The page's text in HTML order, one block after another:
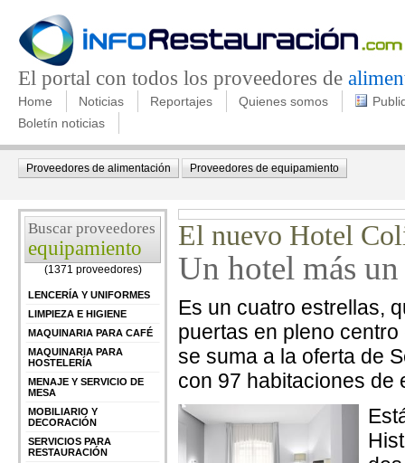
El portal con todos los proveedores de
Home Noticias Reportajes Quienes somos
Boletín noticias
Proveedores de alimentación Proveedores de equipamiento
Buscar proveedores
equipamiento
(1371 proveedores)
LENCERÍA Y UNIFORMES
LIMPIEZA E HIGIENE
MAQUINARIA PARA CAFÉ
MAQUINARIA PARA
HOSTELERÍA
MENAJE Y SERVICIO DE
MESA
MOBILIARIO Y
DECORACIÓN
SERVICIOS PARA
RESTAURACIÓN
El nuevo Hotel
Un hotel más
Es un cuatro estrellas,
puertas en pleno
se suma a la oferta de
con 97 habitaciones